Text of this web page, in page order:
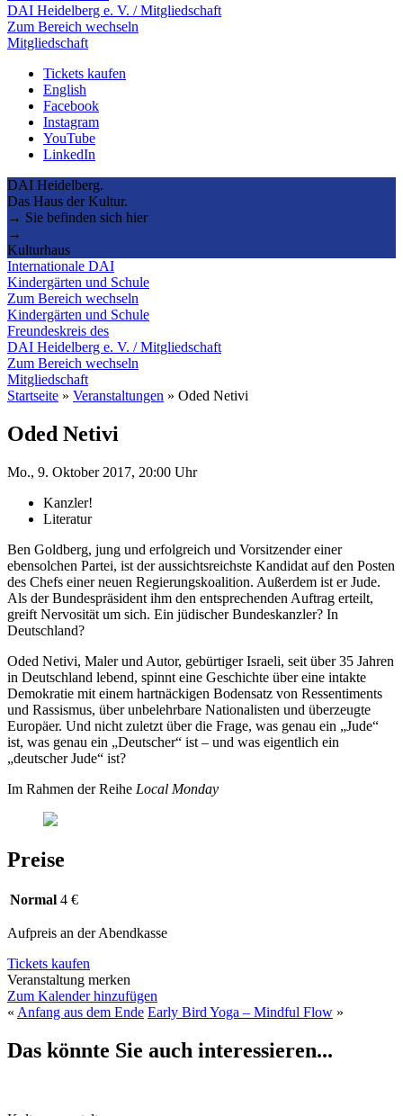
DAI Heidelberg e. V. / Mitgliedschaft
Zum Bereich wechseln
Mitgliedschaft
Tickets kaufen
English
Facebook
Instagram
YouTube
LinkedIn
DAI Heidelberg.
Das Haus der Kultur.
→ Sie befinden sich hier
→
Kulturhaus
Internationale DAI
Kindergärten und Schule
Zum Bereich wechseln
Kindergärten und Schule
Freundeskreis des
DAI Heidelberg e. V. / Mitgliedschaft
Zum Bereich wechseln
Mitgliedschaft
Startseite » Veranstaltungen » Oded Netivi
Oded Netivi
Mo., 9. Oktober 2017, 20:00 Uhr
Kanzler!
Literatur
Ben Goldberg, jung und erfolgreich und Vorsitzender einer
ebensolchen Partei, ist der aussichtsreichste Kandidat auf den Posten
des Chefs einer neuen Regierungskoalition. Außerdem ist er Jude.
Als der Bundespräsident ihm den entsprechenden Auftrag erteilt,
greift Nervosität um sich. Ein jüdischer Bundeskanzler? In
Deutschland?
Oded Netivi, Maler und Autor, gebürtiger Israeli, seit über 35 Jahren
in Deutschland lebend, spinnt eine Geschichte über eine intakte
Demokratie mit einem hartnäckigen Bodensatz von Ressentiments
und Rassismus, über unbelehrbare Nationalisten und überzeugte
Europäer. Und nicht zuletzt über die Frage, was genau ein „Jude“
ist, was genau ein „Deutscher“ ist – und was eigentlich ein
„deutscher Jude“ ist?
Im Rahmen der Reihe Local Monday
Preise
Normal 4 €
Aufpreis an der Abendkasse
Tickets kaufen
Veranstaltung merken
Zum Kalender hinzufügen
« Anfang aus dem Ende Early Bird Yoga – Mindful Flow »
Das könnte Sie auch interessieren...